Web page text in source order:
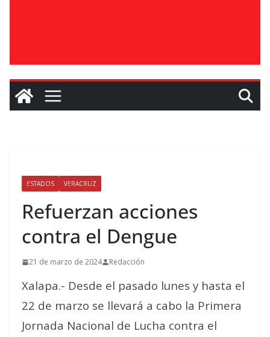
ESTADOS VERACRUZ
Refuerzan acciones
contra el Dengue
21 de marzo de 2024 Redacción
Xalapa.- Desde el pasado lunes y hasta el
22 de marzo se llevará a cabo la Primera
Jornada Nacional de Lucha contra el